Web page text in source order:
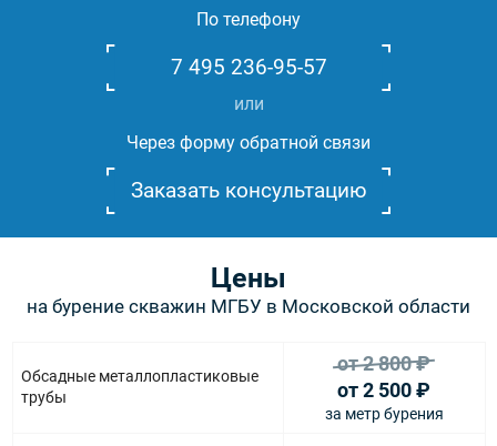
По телефону
7 495 236-95-57
или
Через форму обратной связи
Заказать консультацию
Цены
на бурение скважин МГБУ в Московской области
Обсадные металлопластиковые
трубы
от 2 800₽
от 2 500 ₽
за метр бурения